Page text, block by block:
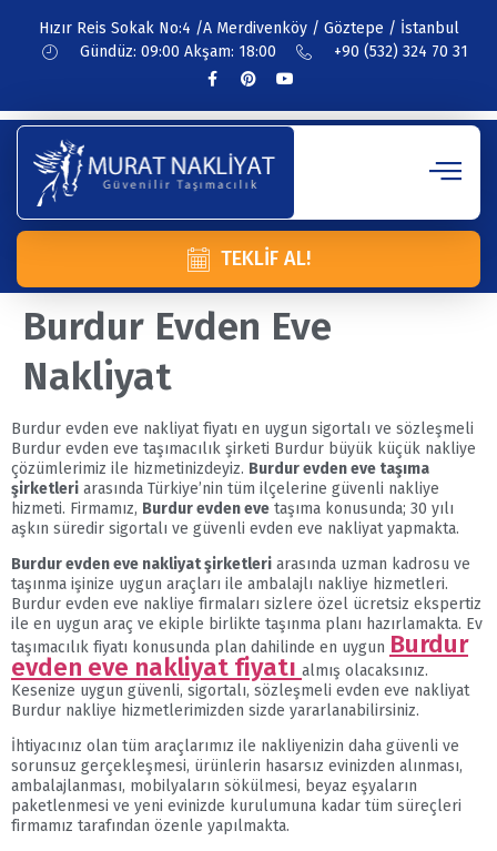
Hızır Reis Sokak No:4 /A Merdivenköy / Göztepe / İstanbul
Gündüz: 09:00 Akşam: 18:00
+90 (532) 324 70 31
TEKLIF AL!
Burdur Evden Eve
Nakliyat
Burdur evden eve nakliyat fiyatı en uygun sigortalı ve sözleşmeli
Burdur evden eve taşımacılık şirketi Burdur büyük küçük nakliye
çözümlerimiz ile hizmetinizdeyiz. Burdur evden eve taşıma
şirketleri arasında Türkiye’nin tüm ilçelerine güvenli nakliye
hizmeti. Firmamız, Burdur evden eve taşıma konusunda; 30 yılı
aşkın süredir sigortalı ve güvenli evden eve nakliyat yapmakta.
Burdur evden eve nakliyat şirketleri arasında uzman kadrosu ve
taşınma işinize uygun araçları ile ambalajlı nakliye hizmetleri.
Burdur evden eve nakliye firmaları sizlere özel ücretsiz ekspertiz
ile en uygun araç ve ekiple birlikte taşınma planı hazırlamakta. Ev
taşımacılık fiyatı konusunda plan dahilinde en uygun Burdur
evden eve nakliyat fiyatı almış olacaksınız.
Kesenize uygun güvenli, sigortalı, sözleşmeli evden eve nakliyat
Burdur nakliye hizmetlerimizden sizde yararlanabilirsiniz.
İhtiyacınız olan tüm araçlarımız ile nakliyenizin daha güvenli ve
sorunsuz gerçekleşmesi, ürünlerin hasarsız evinizden alınması,
ambalajlanması, mobilyaların sökülmesi, beyaz eşyaların
paketlenmesi ve yeni evinizde kurulumuna kadar tüm süreçleri
firmamız tarafından özenle yapılmakta.